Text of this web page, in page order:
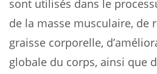
sont utilisés dans le
de la masse musculaire, de
graisse corporelle,
globale du corps, ainsi que